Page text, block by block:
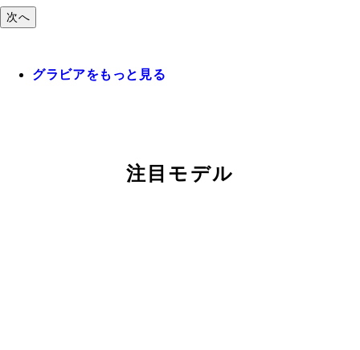
次へ
グラビアをもっと見る
注目モデル